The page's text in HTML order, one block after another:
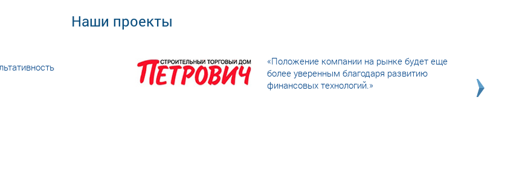
Наши проекты
«Положение компании на рынке будет еще
более уверенным благодаря развитию
финансовых технологий.»